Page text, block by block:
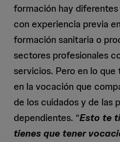
formación hay
con experiencia previa
formación sanitaria o
sectores profesionales
servicios. Pero en lo
en la vocación que
de los cuidados y de las
dependientes. “Esto te
tienes que tener